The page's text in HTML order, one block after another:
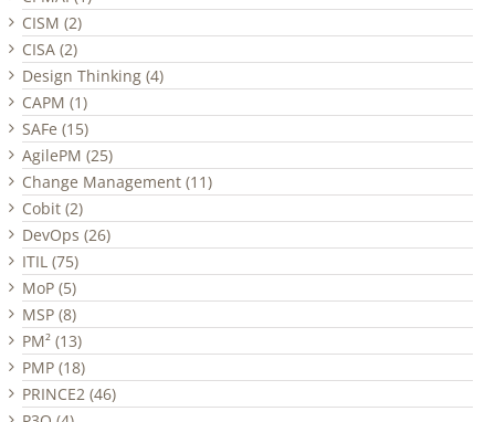
CISM (2)
CISA (2)
Design Thinking (4)
CAPM (1)
SAFe (15)
AgilePM (25)
Change Management (11)
Cobit (2)
DevOps (26)
ITIL (75)
MoP (5)
MSP (8)
PM² (13)
PMP (18)
PRINCE2 (46)